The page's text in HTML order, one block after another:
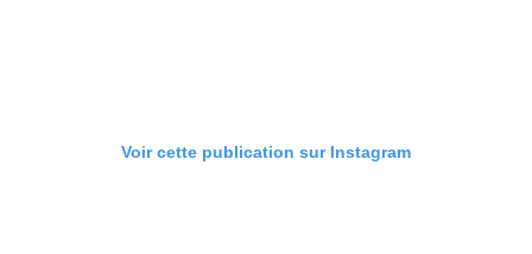
Voir cette publication sur Instagram